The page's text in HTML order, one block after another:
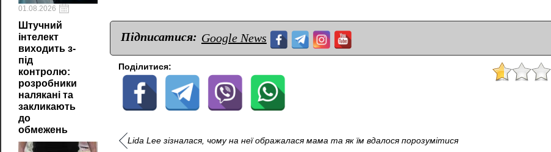
01.08.2026
Штучний
інтелект
виходить з-
під
контролю:
розробники
налякані та
закликають
до
обмежень
Підписатися: Google News
Поділитися:
Lida Lee зізналася, чому на неї ображалася мама та як їм вдалося порозумітися